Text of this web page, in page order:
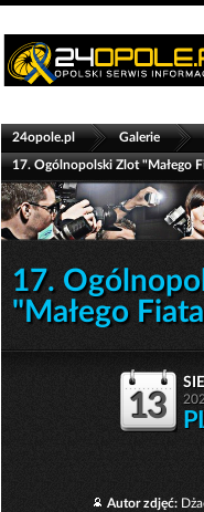
24opole.pl Galerie
17. Ogólnopolski Zlot "Małego
17.
"Małego
13
Autor zdjęć: